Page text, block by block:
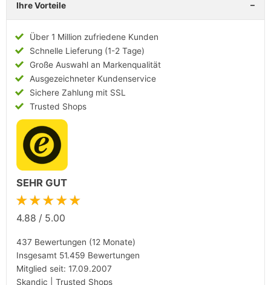
Ihre Vorteile
Über 1 Million zufriedene Kunden
Schnelle Lieferung (1-2 Tage)
Große Auswahl an Markenqualität
Ausgezeichneter Kundenservice
Sichere Zahlung mit SSL
Trusted Shops
SEHR GUT
★★★★★
4.88 / 5.00
437 Bewertungen (12 Monate)
Insgesamt 51.459 Bewertungen
Mitglied seit: 17.09.2007
Skandic | Trusted Shops